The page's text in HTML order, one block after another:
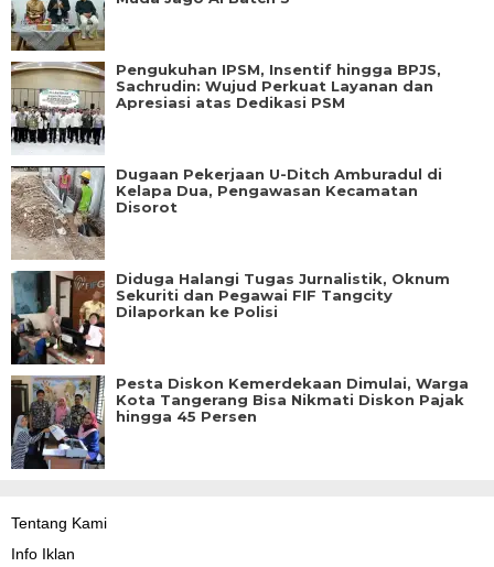
Pengukuhan IPSM, Insentif hingga BPJS,
Sachrudin: Wujud Perkuat Layanan dan
Apresiasi atas Dedikasi PSM
Dugaan Pekerjaan U-Ditch Amburadul di
Kelapa Dua, Pengawasan Kecamatan
Disorot
Diduga Halangi Tugas Jurnalistik, Oknum
Sekuriti dan Pegawai FIF Tangcity
Dilaporkan ke Polisi
Pesta Diskon Kemerdekaan Dimulai, Warga
Kota Tangerang Bisa Nikmati Diskon Pajak
hingga 45 Persen
Tentang Kami
Info Iklan